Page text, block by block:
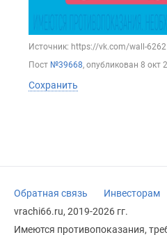
Источник: https://vk.com/wall-
Пост №39668, опубликован 8 окт
Сохранить
Обратная связь Инвесторам
vrachi66.ru, 2019-2026 гг.
Имеются противопоказания,